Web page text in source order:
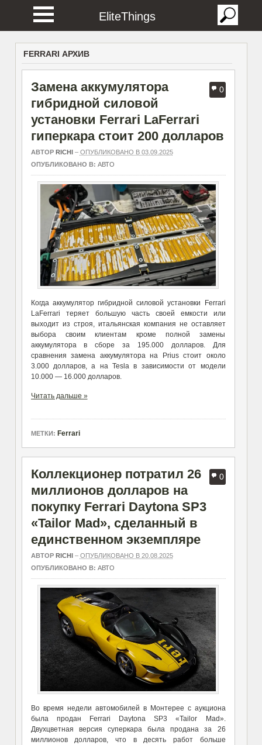
EliteThings
FERRARI АРХИВ
0
Замена аккумулятора
гибридной силовой
установки Ferrari LaFerrari
гиперкара стоит 200 долларов
АВТОР RICHI– ОПУБЛИКОВАНО В 03.09.2025
ОПУБЛИКОВАНО В: АВТО
Когда аккумулятор гибридной силовой установки Ferrari
LaFerrari теряет большую часть своей емкости или
выходит из строя, итальянская компания не оставляет
выбора своим клиентам кроме полной замены
аккумулятора в сборе за 195.000 долларов. Для
сравнения замена аккумулятора на Prius стоит около
3.000 долларов, а на Tesla в зависимости от модели
10.000 — 16.000 долларов.
Читать дальше »
МЕТКИ: Ferrari
0
Коллекционер потратил 26
миллионов долларов на
покупку Ferrari Daytona SP3
«Tailor Mad», сделанный в
единственном экземпляре
АВТОР RICHI – ОПУБЛИКОВАНО В 20.08.2025
ОПУБЛИКОВАНО В: АВТО
Во время недели автомобилей в Монтерее с аукциона
была продан Ferrari Daytona SP3 «Tailor Mad».
Двухцветная версия суперкара была продана за 26
миллионов долларов, что в десять работ больше